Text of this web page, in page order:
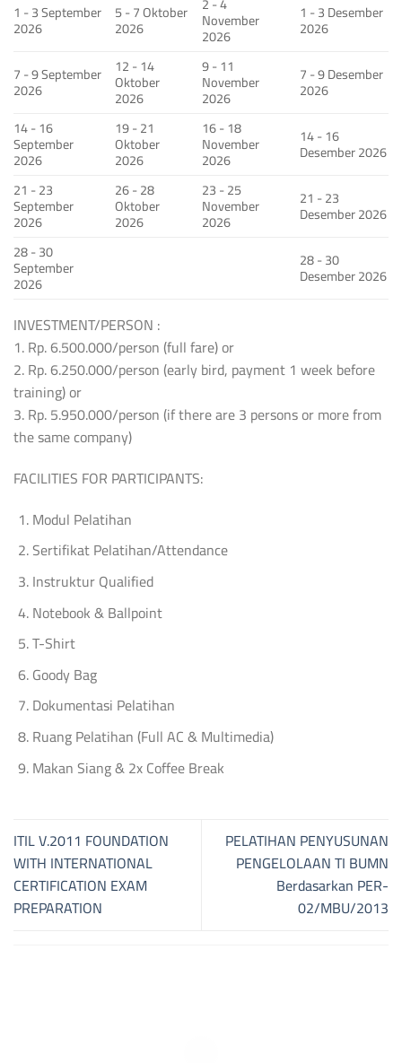
1 - 3 September
2026
5 - 7 Oktober
2026 November
2026
1 - 3 Desember
2026
7 - 9 September
2026
12 - 14
Oktober
2026
9 - 11
November
2026
7 - 9 Desember
2026
14 - 16
September
2026
19 - 21
Oktober
2026
16 - 18
November
2026
14 - 16
Desember 2026
21 - 23
September
2026
26 - 28
Oktober
2026
23 - 25
November
2026
21 - 23
Desember 2026
28 - 30
September
2026
28 - 30
Desember 2026
INVESTMENT/PERSON :
1. Rp. 6.500.000/person (full fare) or
2. Rp. 6.250.000/person (early bird, payment 1 week before
training) or
3. Rp. 5.950.000/person (if there are 3 persons or more from
the same company)
FACILITIES FOR PARTICIPANTS:
Modul Pelatihan
Sertifikat Pelatihan/Attendance
Instruktur Qualified
Notebook & Ballpoint
T-Shirt
Goody Bag
Dokumentasi Pelatihan
Ruang Pelatihan (Full AC & Multimedia)
Makan Siang & 2x Coffee Break
ITIL V.2011 FOUNDATION
WITH INTERNATIONAL
CERTIFICATION EXAM
PREPARATION
PELATIHAN PENYUSUNAN
PENGELOLAAN TI BUMN
Berdasarkan PER-
02/MBU/2013